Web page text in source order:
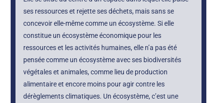
ses ressources et rejette ses déchets, mais sans se
concevoir elle-même comme un écosystème. Si elle
constitue un écosystème économique pour les
ressources et les activités humaines, elle n’a pas été
pensée comme un écosystème avec ses biodiversités
végétales et animales, comme lieu de production
alimentaire et encore moins pour agir contre les
dérèglements climatiques. Un écosystème, c’est une